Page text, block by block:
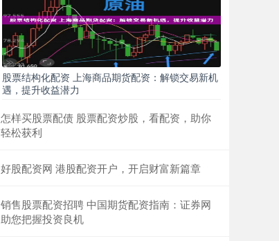
股票结构化配资 上海商品期货配资：解锁交易新机
遇，提升收益潜力
怎样买股票配债 股票配资炒股，看配资，助你
轻松获利
好股配资网 港股配资开户，开启财富新篇章
销售股票配资招聘 中国期货配资指南：证券网
助您把握投资良机